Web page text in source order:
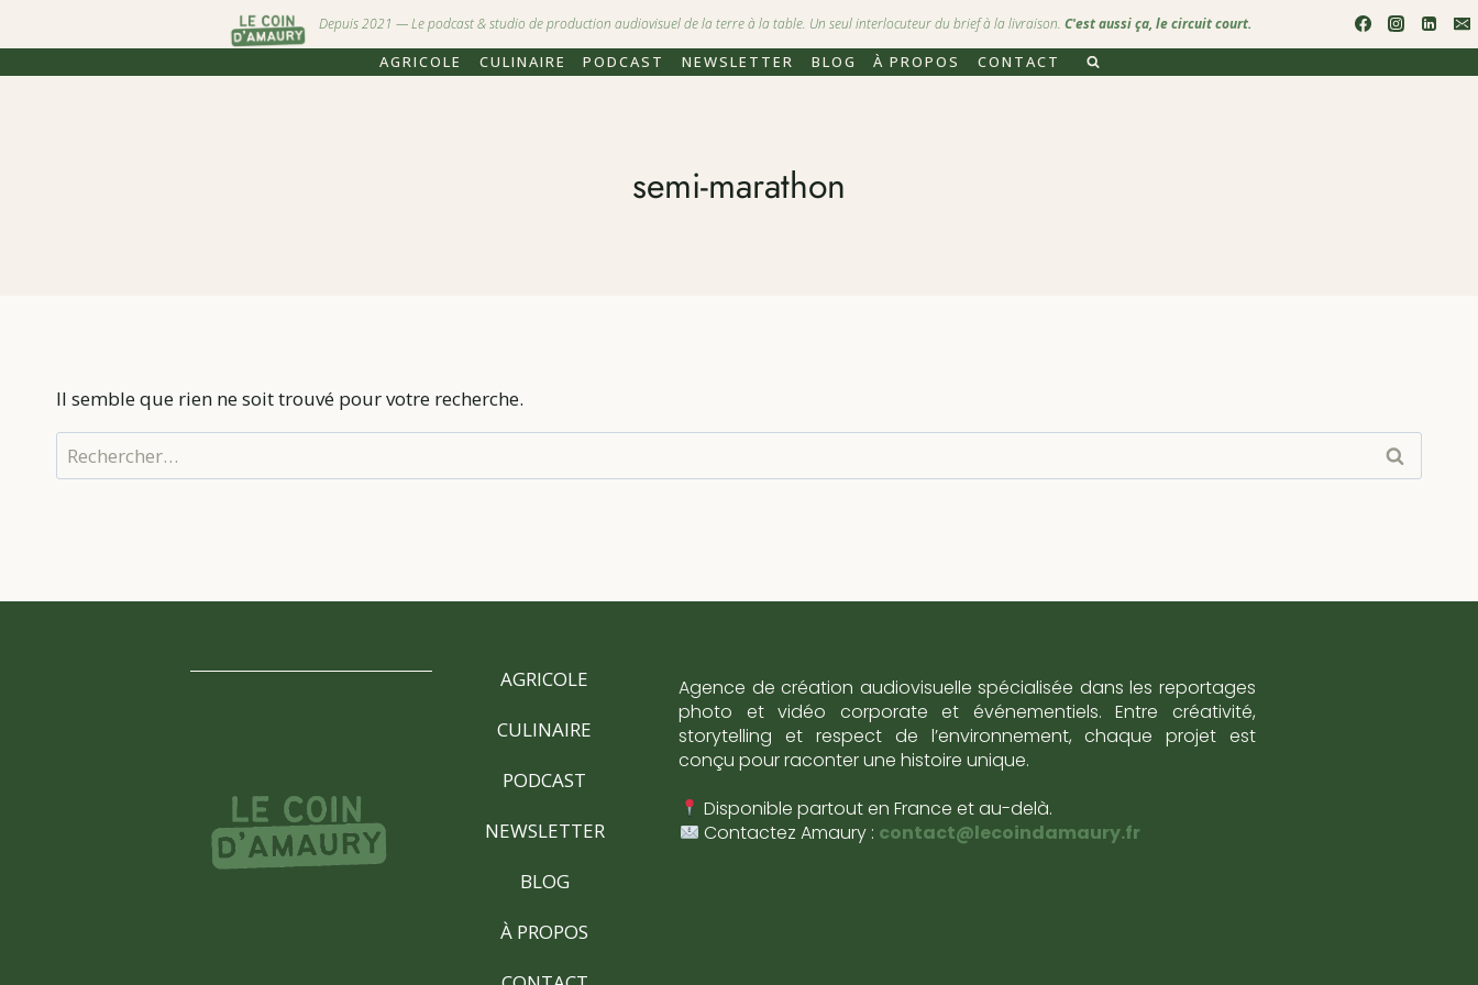
Depuis 2021 — Le podcast & studio de production audiovisuel de la terre à la table. Un seul interlocuteur du brief à la livraison. C'est aussi ça, le circuit court.
AGRICOLE CULINAIRE PODCAST NEWSLETTER BLOG À PROPOS CONTACT
semi-marathon
Il semble que rien ne soit trouvé pour votre recherche.
AGRICOLE
CULINAIRE
PODCAST
NEWSLETTER
BLOG
À PROPOS
Agence de création audiovisuelle spécialisée dans les reportages
photo et vidéo corporate et événementiels. Entre créativité,
storytelling et respect de l’environnement, chaque projet est
conçu pour raconter une histoire unique.
Disponible partout en France et au-delà.
Contactez Amaury : contact@lecoindamaury.fr